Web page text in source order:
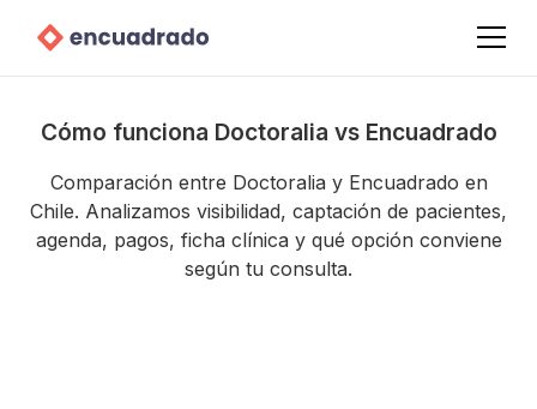
Cómo funciona Doctoralia vs Encuadrado
Comparación entre Doctoralia y Encuadrado en
Chile. Analizamos visibilidad, captación de pacientes,
agenda, pagos, ficha clínica y qué opción conviene
según tu consulta.